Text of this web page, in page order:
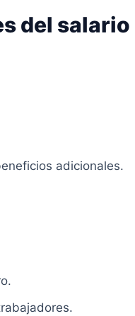
del salario
adicionales.